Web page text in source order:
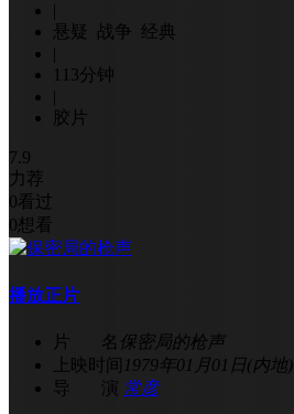
|
悬疑 战争 经典
|
113分钟
|
胶片
7.9
力荐
0看过
0想看
播放正片
片 名 保密局的枪声
上映时间 1979年01月01日(内地)
导 演 常彦